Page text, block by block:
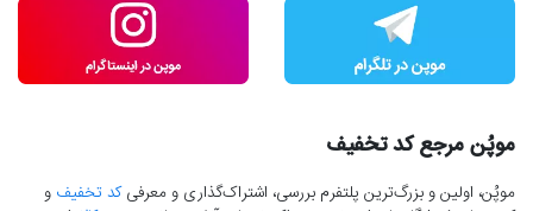
موپُن مرجع کد تخفیف
موپُن، اولین و بزرگ‌ترین پلتفرم بررسی، اشتراک‌گذاری و معرفیکد تخفیف و